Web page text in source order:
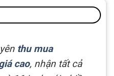
thu mua
cao, nhận tất cả